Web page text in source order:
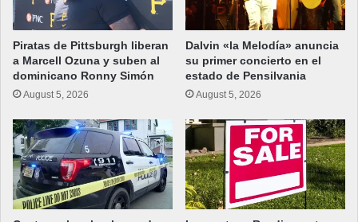
Piratas de Pittsburgh liberan
a Marcell Ozuna y suben al
dominicano Ronny Simón
August 5, 2026
Dalvin «la Melodía» anuncia
su primer concierto en el
estado de Pensilvania
August 5, 2026